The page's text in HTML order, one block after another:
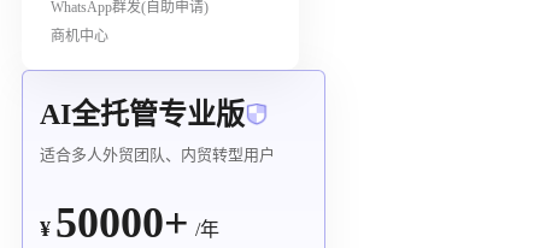
WhatsApp群发(自助申请)
商机中心
AI全托管专业版
适合多人外贸团队、内贸转型用户
¥ 50000+ /年